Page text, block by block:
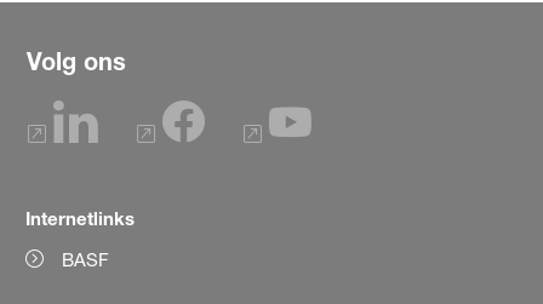
Volg ons
Internetlinks
BASF